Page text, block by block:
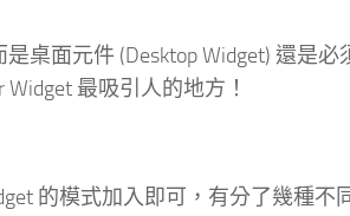
桌面元件 (Desktop Widget) 還是
最吸引人的地方！
的模式加入即可，有分了幾種